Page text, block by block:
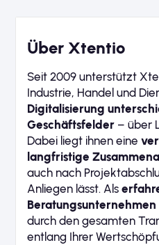
Über Xtentio
Seit 2009 unterstützt
Industrie, Handel und
Digitalisierung
Geschäftsfelder – über
Dabei liegt ihnen eine
langfristige
auch nach
Anliegen lässt. Als
Beratungsunternehmen
durch den gesamten
entlang Ihrer